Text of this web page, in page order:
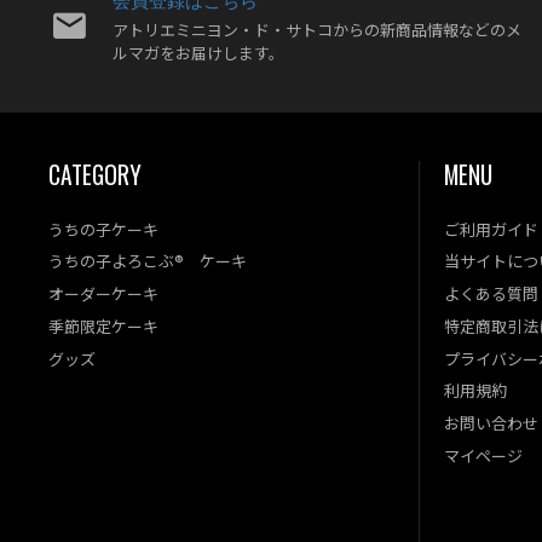
アトリエミニヨン・ド・サトコからの新商品情報などのメ
ルマガをお届けします。
CATEGORY
うちの子ケーキ
うちの子よろこぶ® ケーキ
オーダーケーキ
季節限定ケーキ
グッズ
MENU
ご利用ガイド
当サイトにつ
よくある質問
特定商取引
プライバシ
利用規約
お問い合わせ
マイページ